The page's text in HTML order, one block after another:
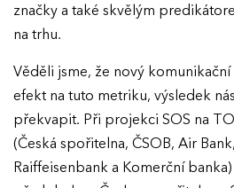
značky a také skvělým
na trhu.
Věděli jsme, že nový
efekt na tuto metriku, výsledek
překvapit. Při projekci SOS na
(Česká spořitelna, ČSOB, Air
Raiffeisenbank a Komerční